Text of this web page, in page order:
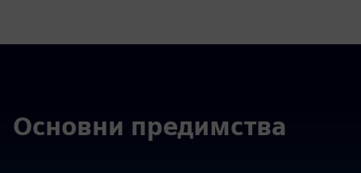
Основни предимства